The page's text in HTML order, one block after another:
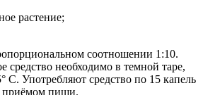
растение;
соотношении 1:10.
средство необходимо в темной таре,
С. Употребляют средство по 15 капель
приёмом пищи.